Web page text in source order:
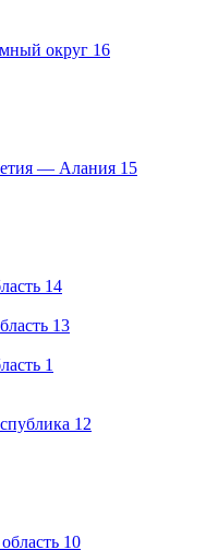
округ 16
— Алания 15
14
13
1
12
10